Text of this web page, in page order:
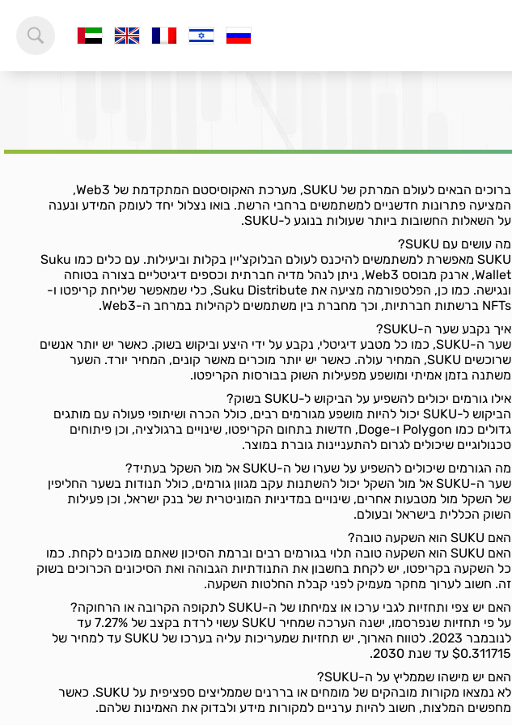
ברוכים הבאים לעולם המרתק של SUKU, מערכת האקוסיסטם המתקדמת של Web3,
המציעה פתרונות חדשניים למשתמשים ברחבי הרשת. בואו נצלול יחד לעומק המידע ונענה
על השאלות החשובות ביותר שעולות בנוגע ל-SUKU.
מה עושים עם SUKU?
SUKU מאפשרת למשתמשים להיכנס לעולם הבלוקצ'יין בקלות וביעילות. עם כלים כמו Suku
Wallet, ארנק מבוסס Web3, ניתן לנהל מדיה חברתית וכספים דיגיטליים בצורה בטוחה
ונגישה. כמו כן, הפלטפורמה מציעה את Suku Distribute, כלי שמאפשר שליחת קריפטו ו-
NFTs ברשתות חברתיות, וכך מחברת בין משתמשים לקהילות במרחב ה-Web3.
איך נקבע שער ה-SUKU?
שער ה-SUKU, כמו כל מטבע דיגיטלי, נקבע על ידי היצע וביקוש בשוק. כאשר יש יותר אנשים
שרוכשים SUKU, המחיר עולה. כאשר יש יותר מוכרים מאשר קונים, המחיר יורד. השער
משתנה בזמן אמיתי ומושפע מפעילות השוק בבורסות הקריפטו.
אילו גורמים יכולים להשפיע על הביקוש ל-SUKU בשוק?
הביקוש ל-SUKU יכול להיות מושפע מגורמים רבים, כולל הכרה ושיתופי פעולה עם מותגים
גדולים כמו Polygon ו-Doge, חדשות בתחום הקריפטו, שינויים ברגולציה, וכן פיתוחים
טכנולוגיים שיכולים לגרום להתעניינות גוברת במוצר.
מה הגורמים שיכולים להשפיע על שערו של ה-SUKU אל מול השקל בעתיד?
שער ה-SUKU אל מול השקל יכול להשתנות עקב מגוון גורמים, כולל תנודות בשער החליפין
של השקל מול מטבעות אחרים, שינויים במדיניות המוניטרית של בנק ישראל, וכן פעילות
השוק הכללית בישראל ובעולם.
האם SUKU הוא השקעה טובה?
האם SUKU הוא השקעה טובה תלוי בגורמים רבים וברמת הסיכון שאתם מוכנים לקחת. כמו
כל השקעה בקריפטו, יש לקחת בחשבון את התנודתיות הגבוהה ואת הסיכונים הכרוכים בשוק
זה. חשוב לערוך מחקר מעמיק לפני קבלת החלטות השקעה.
האם יש צפי ותחזיות לגבי ערכו או צמיחתו של ה-SUKU לתקופה הקרובה או הרחוקה?
על פי תחזיות שנפרסמו, ישנה הערכה שמחיר SUKU עשוי לרדת בקצב של 7.27% עד
לנובמבר 2023. לטווח הארוך, יש תחזיות שמעריכות עליה בערכו של SUKU עד למחיר של
$0.311715 עד שנת 2030.
האם יש מישהו שממליץ על ה-SUKU?
לא נמצאו מקורות מובהקים של מומחים או בררנים שממליצים ספציפית על SUKU. כאשר
מחפשים המלצות, חשוב להיות ערניים למקורות מידע ולבדוק את האמינות שלהם.